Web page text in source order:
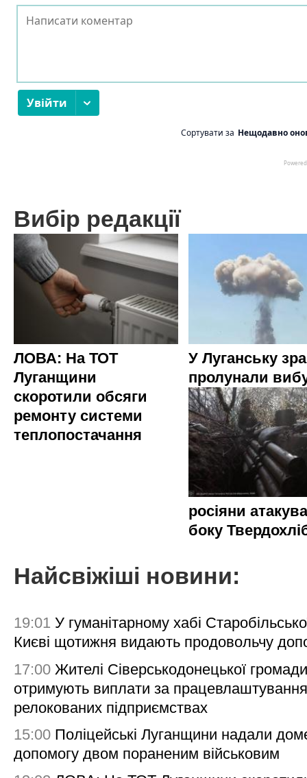
Вибір редакції
ЛОВА: На ТОТ
Луганщини
скоротили обсяги
ремонту системи
теплопостачання
У Луганську
пролунали
росіяни
боку
Найсвіжіші новини:
19:01 У гуманітарному хабі
Києві щотижня видають продовольчу
17:00 Жителі Сіверськодонецької
отримують виплати за
релокованих підприємствах
15:00 Поліцейські Луганщини надали
допомогу двом пораненим військовим